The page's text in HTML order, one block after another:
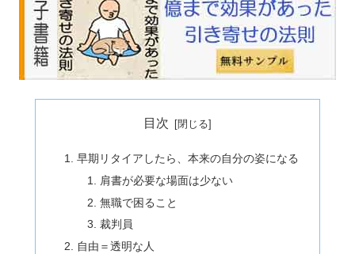
目次
早期リタイアしたら、本来の自分の姿になる
肩書が必要な場面は少ない
無職で困ること
裁判員
自由＝透明な人